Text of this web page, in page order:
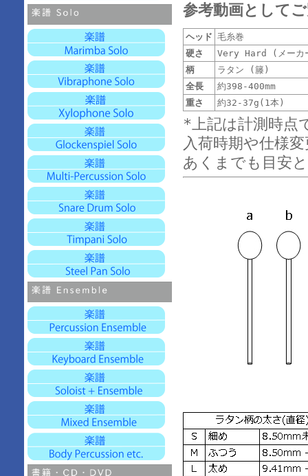
参考動画として
ヘッド 毛糸巻
硬さ
Very Hard (メーカ
柄
ラタン (籐)
全長
約398-400mm
重さ
約32-37g(1本)
*上記は計測時点
入荷時期や仕様
あくまでも目安